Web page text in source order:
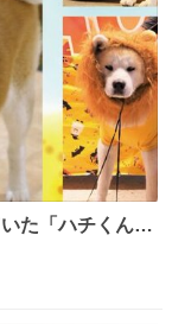
た「ハチくん」
の幸せを運
愛されたハチく